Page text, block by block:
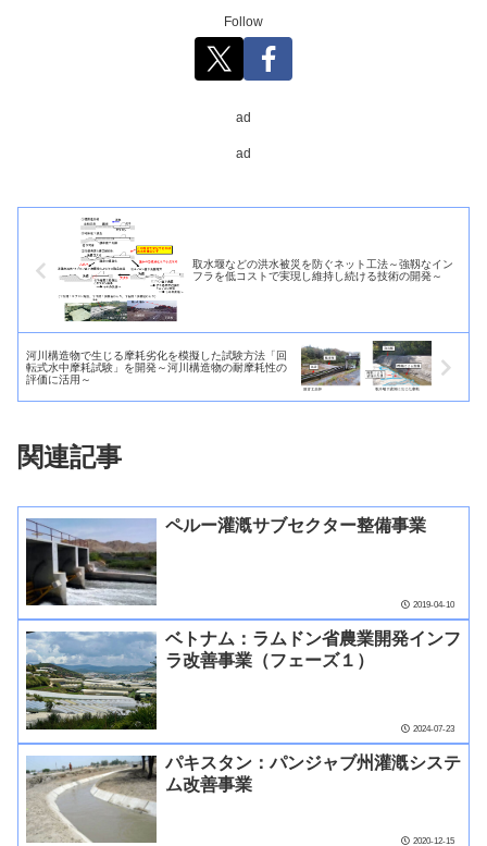
Follow
ad
ad
取水堰などの洪水被災を防ぐネット工法～強靱なイン
フラを低コストで実現し維持し続ける技術の開発～
河川構造物で生じる摩耗劣化を模擬した試験方法「回
転式水中摩耗試験」を開発～河川構造物の耐摩耗性の
評価に活用～
関連記事
ペルー灌漑サブセクター整備事業
2019-04-10
ベトナム：ラムドン省農業開発インフ
ラ改善事業（フェーズ１）
2024-07-23
パキスタン：パンジャブ州灌漑システ
ム改善事業
2020-12-15